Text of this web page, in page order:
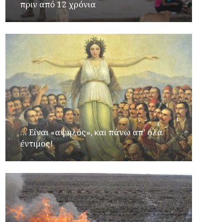
πριν από 12 χρόνια
… Είναι «αψηλός», και πάνω απ’ όλα
έντιμος!